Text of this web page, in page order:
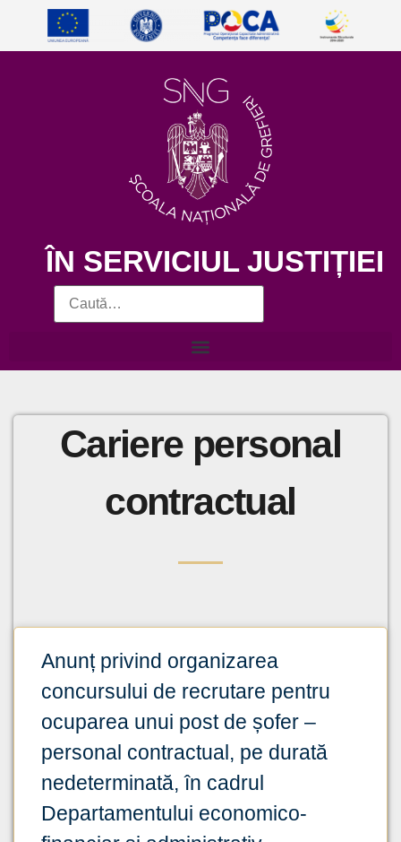
ÎN SERVICIUL JUSTIȚIEI
Cariere personal
contractual
Anunț privind organizarea
concursului de recrutare pentru
ocuparea unui post de șofer –
personal contractual, pe durată
nedeterminată, în cadrul
Departamentului economico-